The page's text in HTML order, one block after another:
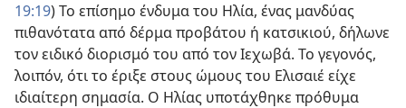
19:19) Το επίσημο ένδυμα του Ηλία, ένας μανδύας
πιθανότατα από δέρμα προβάτου ή κατσικιού, δήλωνε
τον ειδικό διορισμό του από τον Ιεχωβά. Το γεγονός,
λοιπόν, ότι το έριξε στους ώμους του Ελισαιέ είχε
ιδιαίτερη σημασία. Ο Ηλίας υποτάχθηκε πρόθυμα